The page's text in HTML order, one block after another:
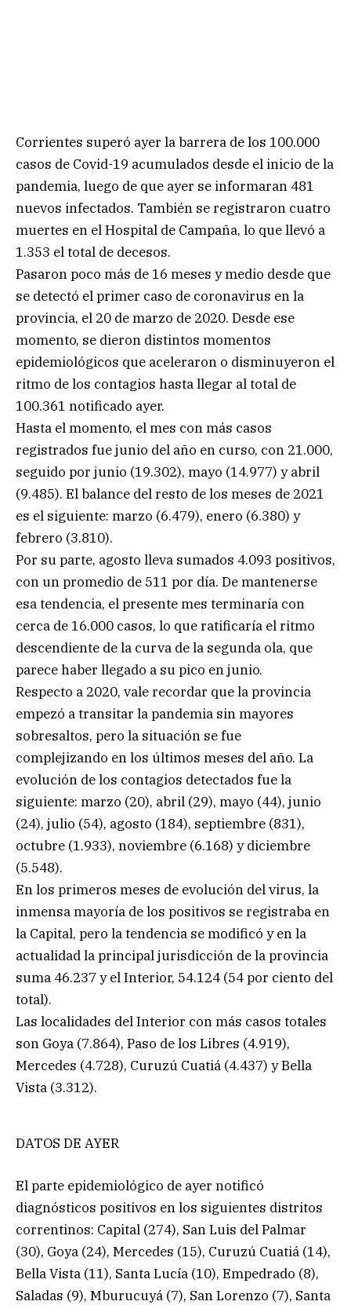
Corrientes superó ayer la barrera de los 100.000
casos de Covid-19 acumulados desde el inicio de la
pandemia, luego de que ayer se informaran 481
nuevos infectados. También se registraron cuatro
muertes en el Hospital de Campaña, lo que llevó a
1.353 el total de decesos.
Pasaron poco más de 16 meses y medio desde que
se detectó el primer caso de coronavirus en la
provincia, el 20 de marzo de 2020. Desde ese
momento, se dieron distintos momentos
epidemiológicos que aceleraron o disminuyeron el
ritmo de los contagios hasta llegar al total de
100.361 notificado ayer.
Hasta el momento, el mes con más casos
registrados fue junio del año en curso, con 21.000,
seguido por junio (19.302), mayo (14.977) y abril
(9.485). El balance del resto de los meses de 2021
es el siguiente: marzo (6.479), enero (6.380) y
febrero (3.810).
Por su parte, agosto lleva sumados 4.093 positivos,
con un promedio de 511 por día. De mantenerse
esa tendencia, el presente mes terminaría con
cerca de 16.000 casos, lo que ratificaría el ritmo
descendiente de la curva de la segunda ola, que
parece haber llegado a su pico en junio.
Respecto a 2020, vale recordar que la provincia
empezó a transitar la pandemia sin mayores
sobresaltos, pero la situación se fue
complejizando en los últimos meses del año. La
evolución de los contagios detectados fue la
siguiente: marzo (20), abril (29), mayo (44), junio
(24), julio (54), agosto (184), septiembre (831),
octubre (1.933), noviembre (6.168) y diciembre
(5.548).
En los primeros meses de evolución del virus, la
inmensa mayoría de los positivos se registraba en
la Capital, pero la tendencia se modificó y en la
actualidad la principal jurisdicción de la provincia
suma 46.237 y el Interior, 54.124 (54 por ciento del
total).
Las localidades del Interior con más casos totales
son Goya (7.864), Paso de los Libres (4.919),
Mercedes (4.728), Curuzú Cuatiá (4.437) y Bella
Vista (3.312).
DATOS DE AYER
El parte epidemiológico de ayer notificó
diagnósticos positivos en los siguientes distritos
correntinos: Capital (274), San Luis del Palmar
(30), Goya (24), Mercedes (15), Curuzú Cuatiá (14),
Bella Vista (11), Santa Lucía (10), Empedrado (8),
Saladas (9), Mburucuyá (7), San Lorenzo (7), Santa